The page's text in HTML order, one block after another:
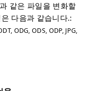
같은 파일을 변화할
다음과 같습니다.:
ODG, ODS, ODP, JPG,